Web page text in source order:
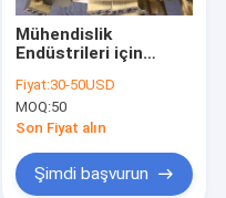
Mühendislik
Endüstrileri için
Berilyum Bakır
Yuvarlak Bar Katı
ASTM B196
Fiyat:30-50USD
MOQ:50
Son Fiyat alın
Şimdi başvurun